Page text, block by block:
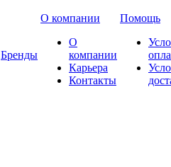
Бренды
О компании
О
компании
Карьера
Контакты
Помощь